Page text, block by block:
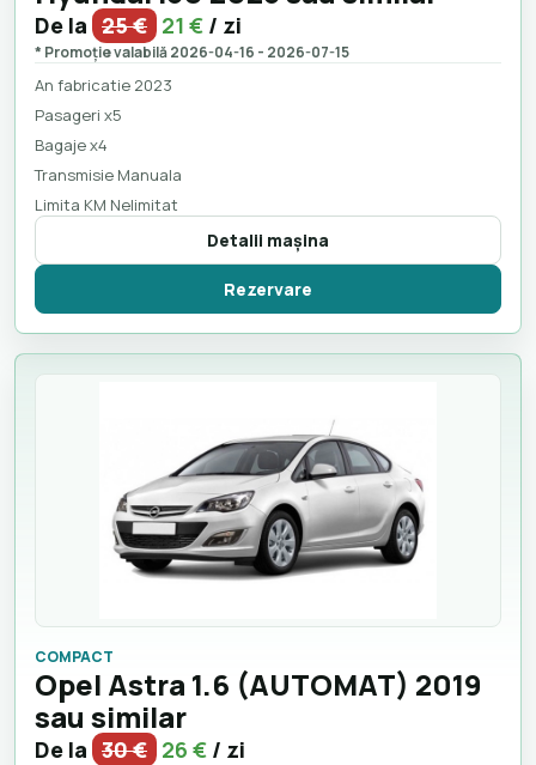
De la 25 € 21 € / zi
* Promoție valabilă 2026-04-16 - 2026-07-15
An fabricatie 2023
Pasageri x5
Bagaje x4
Transmisie Manuala
Limita KM Nelimitat
Detalii maşina
Rezervare
COMPACT
Opel Astra 1.6 (AUTOMAT) 2019
sau similar
De la 30 € 26 € / zi